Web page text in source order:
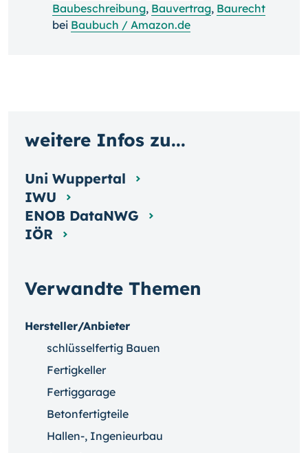
Baubeschreibung, Bauvertrag, Baurecht
bei Baubuch / Amazon.de
Verwandte Themen
Hersteller/Anbieter
schlüsselfertig Bauen
Fertigkeller
Fertiggarage
Betonfertigteile
Hallen-, Ingenieurbau
weitere Infos zu...
Uni Wuppertal
IWU
ENOB DataNWG
IÖR